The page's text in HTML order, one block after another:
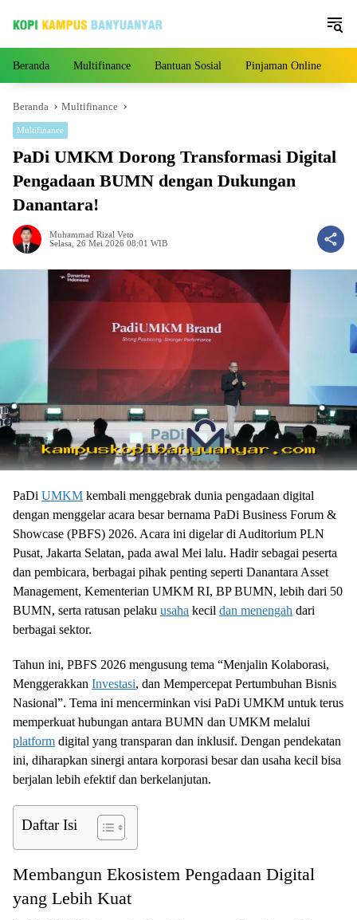
Beranda Multifinance Bantuan Sosial Pinjaman Online
Beranda Multifinance
Multifinance
PaDi UMKM Dorong Transformasi Digital
Pengadaan BUMN dengan Dukungan
Danantara!
Muhammad Rizal Veto
Selasa, 26 Mei 2026 08:01 WIB
PaDi UMKM kembali menggebrak dunia pengadaan digital
dengan menggelar acara besar bernama PaDi Business Forum &
Showcase (PBFS) 2026. Acara ini digelar di Auditorium PLN
Pusat, Jakarta Selatan, pada awal Mei lalu. Hadir sebagai peserta
dan pembicara, berbagai pihak penting seperti Danantara Asset
Management, Kementerian UMKM RI, BP BUMN, lebih dari 50
BUMN, serta ratusan pelaku usaha kecil dan menengah dari
berbagai sektor.
Tahun ini, PBFS 2026 mengusung tema “Menjalin Kolaborasi,
Menggerakkan Investasi, dan Mempercepat Pertumbuhan Bisnis
Nasional”. Tema ini mencerminkan visi PaDi UMKM untuk terus
memperkuat hubungan antara BUMN dan UMKM melalui
platform digital yang transparan dan inklusif. Dengan pendekatan
ini, diharapkan sinergi antara korporasi besar dan usaha kecil bisa
berjalan lebih efektif dan berkelanjutan.
Daftar Isi
Membangun Ekosistem Pengadaan Digital
yang Lebih Kuat